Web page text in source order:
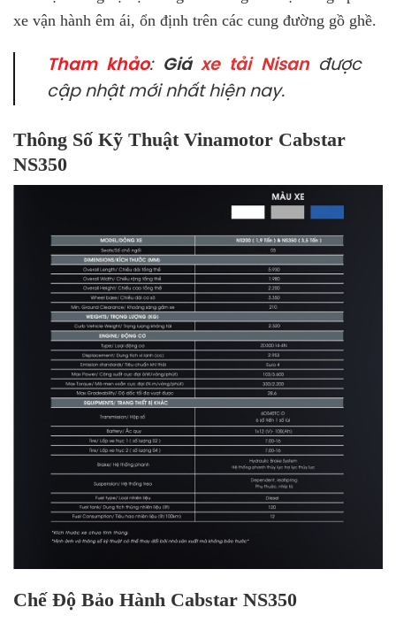
xe vận hành êm ái, ổn định trên các cung đường gồ ghề.
Tham khảo: Giáxe tải Nisanđược
cập nhật mới nhất hiện nay.
Thông Số Kỹ Thuật Vinamotor Cabstar
NS350
Chế Độ Bảo Hành Cabstar NS350